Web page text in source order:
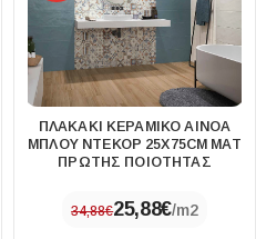
ΠΛΑΚΑΚΙ ΚΕΡΑΜΙΚΟ ΑΙΝΟΑ
ΜΠΛΟΥ ΝΤΕΚΟΡ 25X75CM ΜΑΤ
ΠΡΩΤΗΣ ΠΟΙΟΤΗΤΑΣ
34,88€25,88€/m2